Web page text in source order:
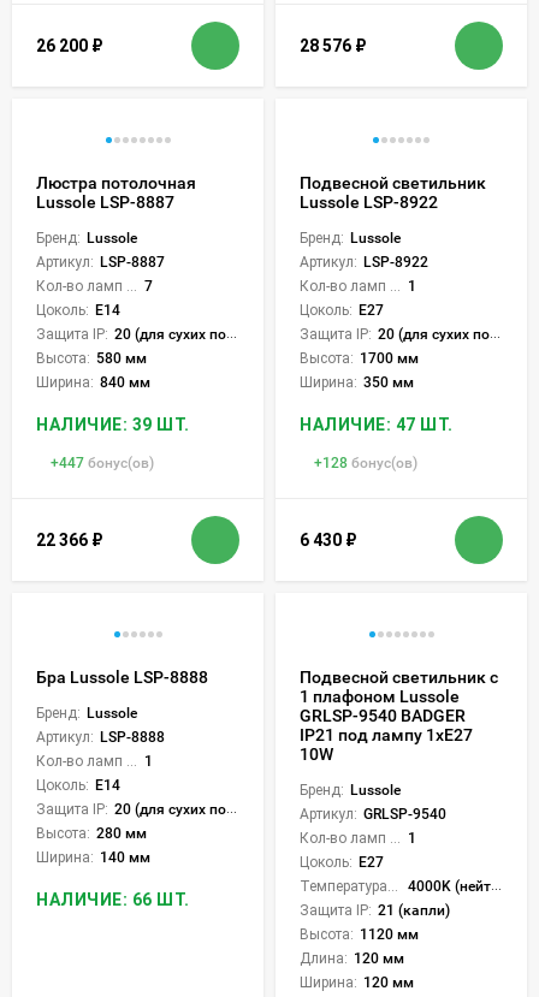
26 200 ₽ 28 576 ₽
Люстра потолочная
Lussole LSP-8887
Бренд: Lussole
Артикул: LSP-8887
Кол-во ламп или LED: 7
Цоколь: E14
Защита IP: 20 (для сухих пом.)
Высота: 580 мм
Ширина: 840 мм
НАЛИЧИЕ: 39 ШТ.
+447 бонус(ов)
22 366 ₽
Подвесной светильник
Lussole LSP-8922
Бренд: Lussole
Артикул: LSP-8922
Кол-во ламп или LED: 1
Цоколь: E27
Защита IP: 20 (для сухих пом.)
Высота: 1700 мм
Ширина: 350 мм
НАЛИЧИЕ: 47 ШТ.
+128 бонус(ов)
6 430 ₽
Бра Lussole LSP-8888
Бренд: Lussole
Артикул: LSP-8888
Кол-во ламп или LED: 1
Цоколь: E14
Защита IP: 20 (для сухих пом.)
Высота: 280 мм
Ширина: 140 мм
НАЛИЧИЕ: 66 ШТ.
Подвесной светильник с
1 плафоном Lussole
GRLSP-9540 BADGER
IP21 под лампу 1xE27
10W
Бренд: Lussole
Артикул: GRLSP-9540
Кол-во ламп или LED: 1
Цоколь: E27
Температура света:
4000K (нейтральный)
Защита IP: 21 (капли)
Высота: 1120 мм
Длина: 120 мм
Ширина: 120 мм